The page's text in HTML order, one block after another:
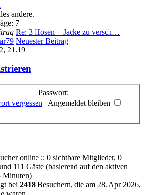
andere.
: 7
Re: 3 Hosen + Jacke zu versch…
Neuester Beitrag
21:19
Passwort:
vergessen | Angemeldet bleiben
online :: 0 sichtbare Mitglieder, 0
111 Gäste (basierend auf den aktiven
Minuten)
bei 2418 Besuchern, die am 28. Apr 2026,
waren.